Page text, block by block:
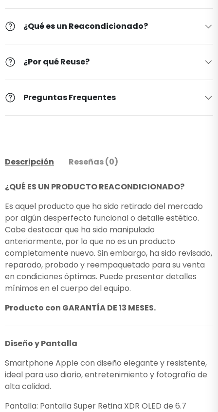
¿Qué es un Reacondicionado?
¿Por qué Reuse?
Preguntas Frequentes
Descripción Reseñas (0)
¿QUÉ ES UN PRODUCTO REACONDICIONADO?
Es aquel producto que ha sido retirado del mercado
por algún desperfecto funcional o detalle estético.
Cabe destacar que ha sido manipulado
anteriormente, por lo que no es un producto
completamente nuevo. Sin embargo, ha sido revisado,
reparado, probado y reempaquetado para su venta
en condiciones óptimas. Puede presentar detalles
mínimos en el cuerpo del equipo.
Producto con GARANTÍA DE 13 MESES.
Diseño y Pantalla
Smartphone Apple con diseño elegante y resistente,
ideal para uso diario, entretenimiento y fotografía de
alta calidad.
Pantalla: Pantalla Super Retina XDR OLED de 6.7